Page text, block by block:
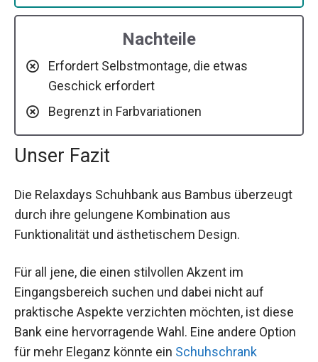
Nachteile
Erfordert Selbstmontage, die etwas
Geschick erfordert
Begrenzt in Farbvariationen
Unser Fazit
Die Relaxdays Schuhbank aus Bambus überzeugt
durch ihre gelungene Kombination aus
Funktionalität und ästhetischem Design.
Für all jene, die einen stilvollen Akzent im
Eingangsbereich suchen und dabei nicht auf
praktische Aspekte verzichten möchten, ist diese
Bank eine hervorragende Wahl. Eine andere Option
für mehr Eleganz könnte ein Schuhschrank